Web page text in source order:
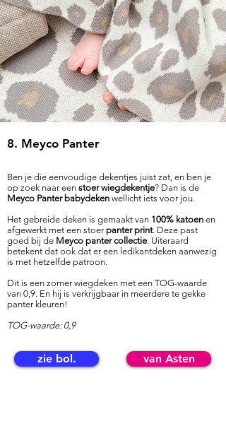
8. Meyco Panter​
Ben je die eenvoudige dekentjes juist zat, en ben je
op zoek naar een stoer wiegdekentje? Dan is de
Meyco Panter babydeken wellicht iets voor jou.
Het gebreide deken is gemaakt van 100% katoen en
afgewerkt met een stoerpanter print. Deze past
goed bij de Meyco panter collectie. Uiteraard
betekent dat ook dat er een ledikantdeken aanwezig
is met hetzelfde patroon.
Dit is een zomer wiegdeken met een TOG-waarde
van 0,9. En hij is verkrijgbaar in meerdere te gekke
panter kleuren!
TOG-waarde: 0,9
zie bol. van Asten